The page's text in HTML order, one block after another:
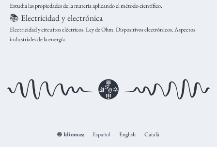
Estudia las propiedades de la materia aplicando el método científico.
📚 Electricidad y electrónica
Electricidad y circuitos eléctricos. Ley de Ohm. Dispositivos electrónicos. Aspectos
industriales de la energía.
🌐 Idiomas: Español English Català